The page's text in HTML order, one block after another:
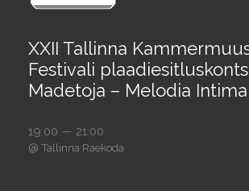
XXII Tallinna
Festivali
Madetoja – Melodia
19:00 — 21:00
@ Tallinna Raekoda